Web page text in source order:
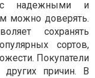
с надежными и
можно доверять.
сохранять
сортов,
Покупатели
причин. В